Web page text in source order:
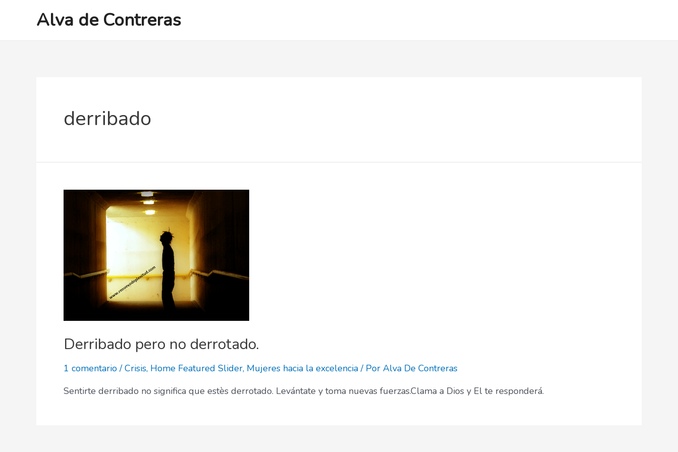
Alva de Contreras
derribado
Derribado pero no derrotado.
1 comentario /Crisis, Home Featured Slider, Mujeres hacia la excelencia/ Por Alva De Contreras
Sentirte derribado no significa que estès derrotado. Levántate y toma nuevas fuerzas.Clama a Dios y El te responderá.